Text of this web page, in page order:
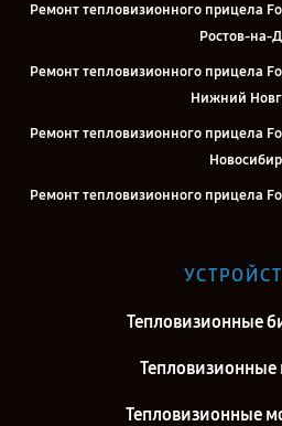
Ремонт тепловизионного прицела
Ростов-на-
Ремонт тепловизионного прицела
Нижний
Ремонт тепловизионного прицела
Ремонт тепловизионного прицела
Ремонт тепловизионного прицела
Ремонт тепловизионного прицела
Воронеж
Тепловизионные
Тепловизионные